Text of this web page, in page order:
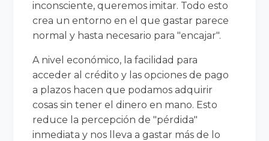
inconsciente, queremos imitar. Todo esto
crea un entorno en el que gastar parece
normal y hasta necesario para "encajar".
A nivel económico, la facilidad para
acceder al crédito y las opciones de pago
a plazos hacen que podamos adquirir
cosas sin tener el dinero en mano. Esto
reduce la percepción de "pérdida"
inmediata y nos lleva a gastar más de lo